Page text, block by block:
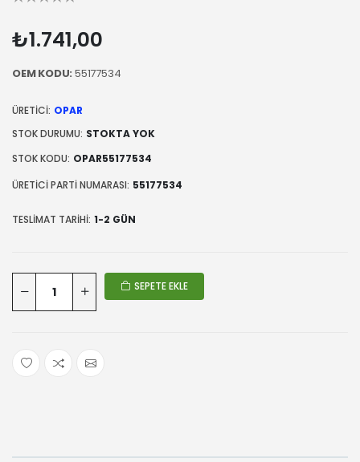
₺1.741,00
OEM KODU:55177534
ÜRETICI: OPAR
STOK DURUMU: STOKTA YOK
STOK KODU: OPAR55177534
ÜRETICI PARTI NUMARASI: 55177534
TESLIMAT TARIHI: 1-2 GÜN
SEPETE EKLE